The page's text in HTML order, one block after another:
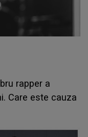
rapper a
Care este cauza